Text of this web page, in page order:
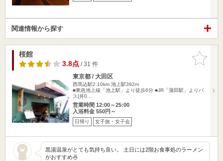
関連情報から探す
お気に入
りに追加
桜館
3.8点/ 31 件
東京都 / 大田区
西馬込駅2.10km 池上駅392m
■東急池上線「池上駅」より徒歩6分 ■JR「蒲田駅」よりバ
ス[井0…
営業時間 12:00～25:00
入浴料金 550円～
日帰り 女子旅・女子会
黒湯温泉がとても気持ち良い。 土日には2階お食事処のラーメン
がおすすめ🍜